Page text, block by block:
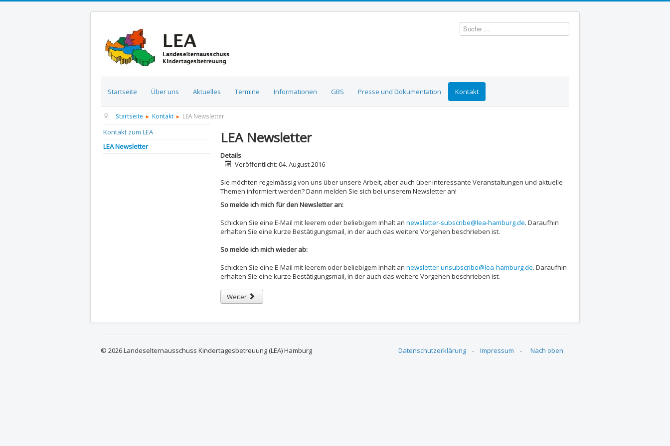
Suchen
Startseite Über uns Aktuelles Termine Informationen GBS Presse und Dokumentation Kontakt
Startseite Kontakt LEA Newsletter
Kontakt zum LEA
LEA Newsletter
LEA Newsletter
Details
Veröffentlicht: 04. August 2016
Sie möchten regelmässig von uns über unsere Arbeit, aber auch über interessante Veranstaltungen und aktuelle
Themen informiert werden? Dann melden Sie sich bei unserem Newsletter an!
So melde ich mich für den Newsletter an:
Schicken Sie eine E-Mail mit leerem oder beliebigem Inhalt an newsletter-subscribe@lea-hamburg.de. Daraufhin
erhalten Sie eine kurze Bestätigungsmail, in der auch das weitere Vorgehen beschrieben ist.
So melde ich mich wieder ab:
Schicken Sie eine E-Mail mit leerem oder beliebigem Inhalt an newsletter-unsubscribe@lea-hamburg.de. Daraufhin
erhalten Sie eine kurze Bestätigungsmail, in der auch das weitere Vorgehen beschrieben ist.
Nächster Beitrag: Kontakt
Weiter
Nach oben
Datenschutzerklärung - Impressum -
© 2026 Landeselternausschuss Kindertagesbetreuung (LEA) Hamburg